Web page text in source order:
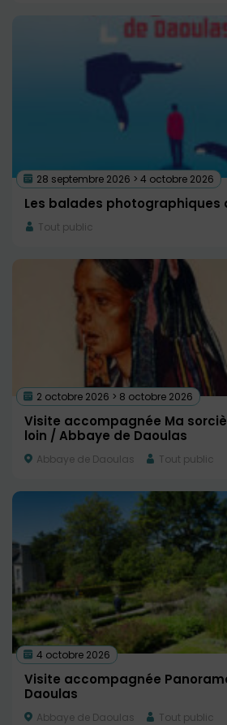
28 septembre 2026 > 4 octobre 2026
Les balades photographiques
Tout public
2 octobre 2026 > 8 octobre 2026
Visite accompagnée Ma
loin / Abbaye de Daoulas
Abbaye de Daoulas Tout public
4 octobre 2026
Visite accompagnée
Daoulas
Abbaye de Daoulas Tout public